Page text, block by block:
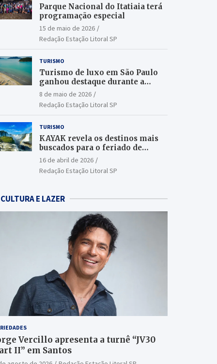
Parque Nacional do Itatiaia terá
programação especial
15 de maio de 2026
Redação Estação Litoral SP
TURISMO
Turismo de luxo em São Paulo
ganhou destaque durante a
ILTM Latin America 2026
8 de maio de 2026
Redação Estação Litoral SP
TURISMO
KAYAK revela os destinos mais
buscados para o feriado de
Tiradentes
16 de abril de 2026
Redação Estação Litoral SP
CULTURA E LAZER
Vercillo apresenta a turnê “JV30
II” em Santos